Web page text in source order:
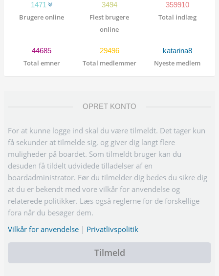
1471
Brugere online
3494
Flest brugere
online
359910
Total indlæg
44685
Total emner
29496
Total medlemmer
katarina8
Nyeste medlem
OPRET KONTO
For at kunne logge ind skal du være tilmeldt. Det tager kun
få sekunder at tilmelde sig, og giver dig langt flere
muligheder på boardet. Som tilmeldt bruger kan du
desuden få tildelt udvidede tilladelser af en
boardadministrator. Før du tilmelder dig bedes du sikre dig
at du er bekendt med vore vilkår for anvendelse og
relaterede politikker. Læs også reglerne for de forskellige
fora når du besøger dem.
Vilkår for anvendelse | Privatlivspolitik
Tilmeld